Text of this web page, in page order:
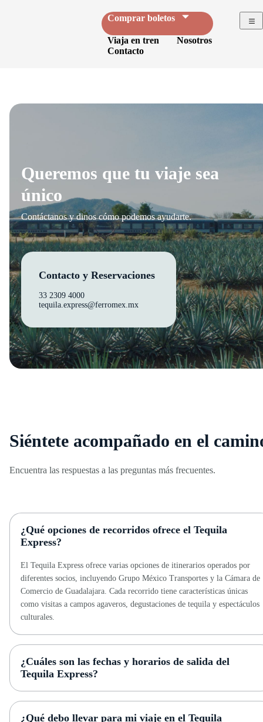
Comprar boletos
Viaja en tren
Nosotros
Contacto
Queremos que tu viaje sea
único
Contáctanos y dinos cómo podemos ayudarte.
Contacto y Reservaciones
33 2309 4000
tequila.express@ferromex.mx
Siéntete acompañado en el
Encuentra las respuestas a las preguntas más frecuentes.
¿Qué opciones de recorridos ofrece el Tequila
Express?
El Tequila Express ofrece varias opciones de itinerarios operados por
diferentes socios, incluyendo Grupo México Transportes y la Cámara de
Comercio de Guadalajara. Cada recorrido tiene características únicas
como visitas a campos agaveros, degustaciones de tequila y espectáculos
culturales.
¿Cuáles son las fechas y horarios de salida del
Tequila Express?
¿Qué debo llevar para mi viaje en el Tequila